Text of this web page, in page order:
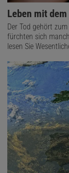
Leben mit dem
Der Tod gehört
fürchten sich
lesen Sie